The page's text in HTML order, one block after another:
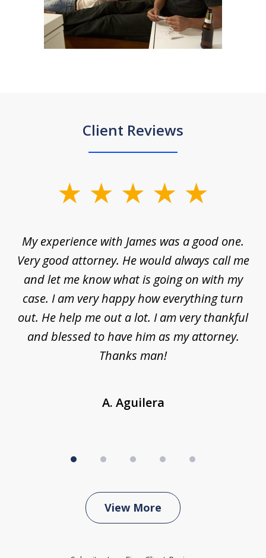
Client Reviews
My experience with James was a good one.
Very good attorney. He would always call me
and let me know what is going on with my
case. I am very happy how everything turn
out. He help me out a lot. I am very thankful
and blessed to have him as my attorney.
Thanks man!
A. Aguilera
View More